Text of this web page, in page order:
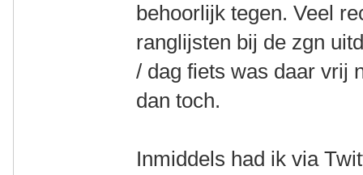
behoorlijk tegen. Veel
ranglijsten bij de zgn
/ dag fiets was daar vrij
dan toch.
Inmiddels had ik via